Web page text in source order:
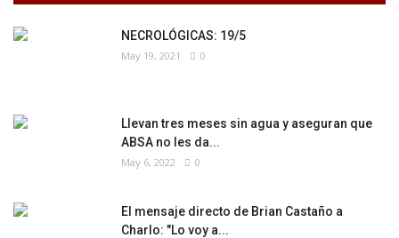
NECROLÓGICAS: 19/5
May 19, 2021 0
Llevan tres meses sin agua y aseguran que
ABSA no les da...
May 6, 2022 0
El mensaje directo de Brian Castaño a
Charlo: "Lo voy a...